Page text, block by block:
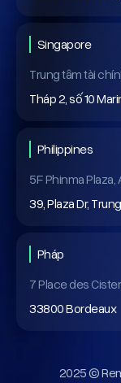
Singapore
Trung tâm tài
Tháp 2, số 10
Philippines
5F Phinma
39, Plaza Dr,
Pháp
7 Place des
33800 Bordeaux
2025 ©